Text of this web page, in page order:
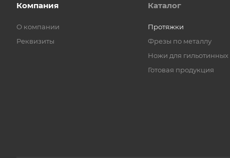
Компания
О компании
Реквизиты
Каталог
Протяжки
Фрезы по металлу
Ножи для
Готовая продукция